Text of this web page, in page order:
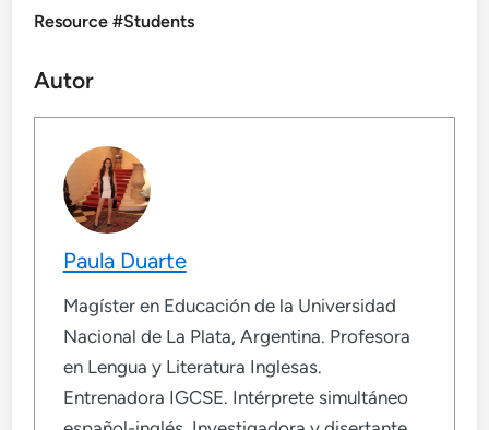
Resource #Students
Autor
Paula Duarte
Magíster en Educación de la Universidad
Nacional de La Plata, Argentina. Profesora
en Lengua y Literatura Inglesas.
Entrenadora IGCSE. Intérprete simultáneo